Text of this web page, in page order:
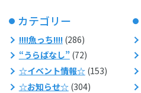
カテゴリー
!!!!魚っち!!!!(286)
“うらばなし”(72)
☆イベント情報☆(153)
☆お知らせ☆(304)